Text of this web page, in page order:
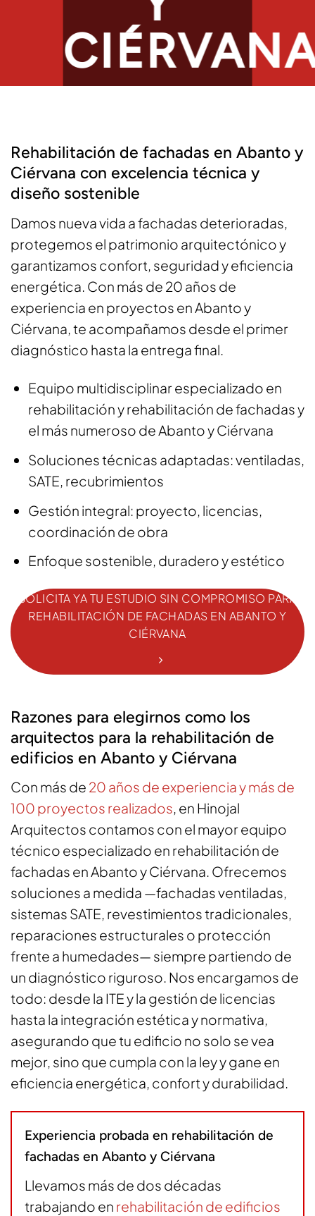
Rehabilitación de fachadas en Abanto y
Ciérvana con excelencia técnica y
diseño sostenible
Damos nueva vida a fachadas deterioradas,
protegemos el patrimonio arquitectónico y
garantizamos confort, seguridad y eficiencia
energética. Con más de 20 años de
experiencia en proyectos en Abanto y
Ciérvana, te acompañamos desde el primer
diagnóstico hasta la entrega final.
Equipo multidisciplinar especializado en
rehabilitación y rehabilitación de fachadas y
el más numeroso de Abanto y Ciérvana
Soluciones técnicas adaptadas: ventiladas,
SATE, recubrimientos
Gestión integral: proyecto, licencias,
coordinación de obra
Enfoque sostenible, duradero y estético
SOLICITA YA TU ESTUDIO SIN COMPROMISO PARA
REHABILITACIÓN DE FACHADAS EN ABANTO Y
CIÉRVANA
Razones para elegirnos como los
arquitectos para la rehabilitación de
edificios en Abanto y Ciérvana
Con más de 20 años de experiencia y más de
100 proyectos realizados, en Hinojal
Arquitectos contamos con el mayor equipo
técnico especializado en rehabilitación de
fachadas en Abanto y Ciérvana. Ofrecemos
soluciones a medida —fachadas ventiladas,
sistemas SATE, revestimientos tradicionales,
reparaciones estructurales o protección
frente a humedades— siempre partiendo de
un diagnóstico riguroso. Nos encargamos de
todo: desde la ITE y la gestión de licencias
hasta la integración estética y normativa,
asegurando que tu edificio no solo se vea
mejor, sino que cumpla con la ley y gane en
eficiencia energética, confort y durabilidad.
Experiencia probada en rehabilitación de
fachadas en Abanto y Ciérvana
Llevamos más de dos décadas
trabajando en rehabilitación de edificios